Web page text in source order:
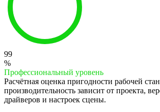
99
%
Профессиональный уровень
Расчётная оценка пригодности рабочей
производительность зависит от проекта,
драйверов и настроек сцены.